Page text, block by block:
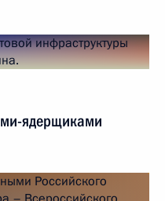
ядерщиками